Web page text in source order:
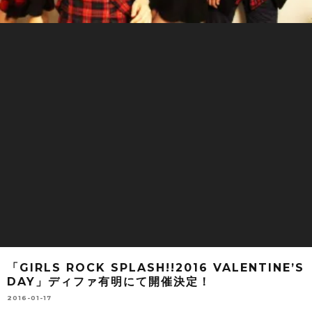
「GIRLS ROCK SPLASH!!2016 VALENTINE’S
DAY」ディファ有明にて開催決定！
2016-01-17